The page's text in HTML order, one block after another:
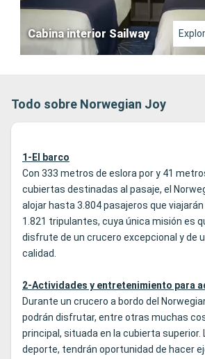
Cabina interior Sailway
Todo sobre Norwegian Joy
1-El barco
Con 333 metros de eslora por y 41
cubiertas destinadas al pasaje, el
alojar hasta 3.804 pasajeros que
1.821 tripulantes, cuya única misión es
disfrute de un crucero excepcional y de
calidad.
2-Actividades y entretenimiento para
Durante un crucero a bordo del
podrán disfrutar, entre otras muchas
principal, situada en la cubierta superior.
deporte, tendrán oportunidad de hacer